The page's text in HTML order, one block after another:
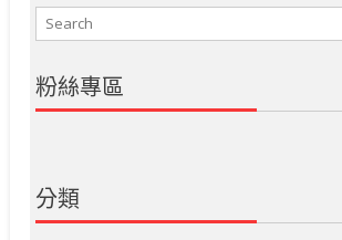
粉絲專區
分類